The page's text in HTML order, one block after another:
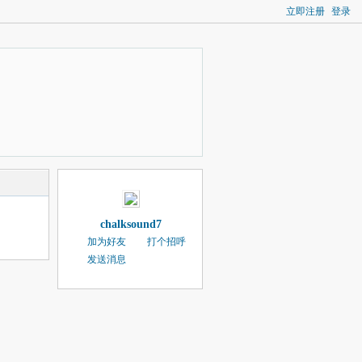
立即注册 登录
chalksound7
加为好友
打个招呼
发送消息